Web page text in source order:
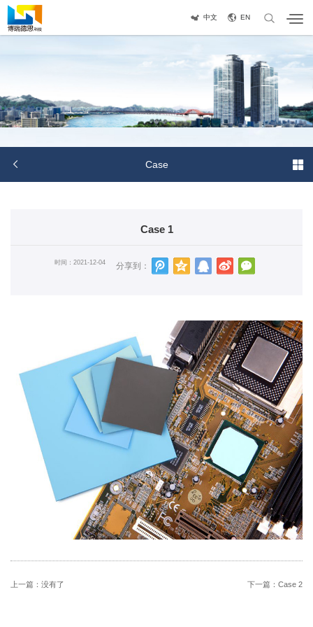
中文 EN
 Case 
Case 1
时间：2021-12-04 分享到：
上一篇：没有了 下一篇： Case 2